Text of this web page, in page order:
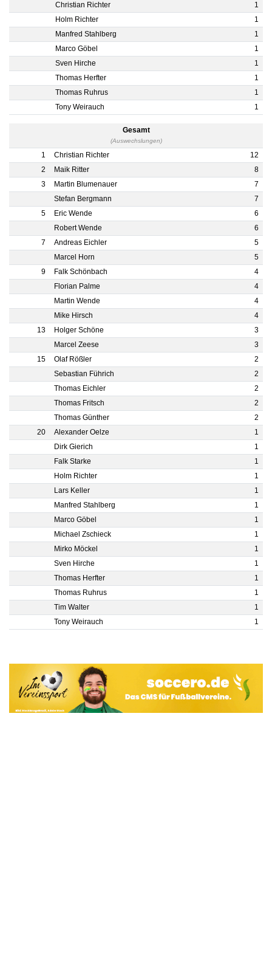
Christian Richter
1
Holm Richter
1
Manfred Stahlberg
1
Marco Göbel
1
Sven Hirche
1
Thomas Herfter
1
Thomas Ruhrus
1
Tony Weirauch
1
Gesamt
(Auswechslungen)
1 Christian Richter
12
2
Maik Ritter
8
3
Martin Blumenauer
7
Stefan Bergmann
7
5
Eric Wende
6
Robert Wende
6
7
Andreas Eichler
5
Marcel Horn
5
9
Falk Schönbach
4
Florian Palme
4
Martin Wende
4
Mike Hirsch
4
13
Holger Schöne
3
Marcel Zeese
3
15
Olaf Rößler
2
Sebastian Führich
2
Thomas Eichler
2
Thomas Fritsch
2
Thomas Günther
2
20
Alexander Oelze
1
Dirk Gierich
1
Falk Starke
1
Holm Richter
1
Lars Keller
1
Manfred Stahlberg
1
Marco Göbel
1
Michael Zschieck
1
Mirko Möckel
1
Sven Hirche
1
Thomas Herfter
1
Thomas Ruhrus
1
Tim Walter
1
Tony Weirauch
1